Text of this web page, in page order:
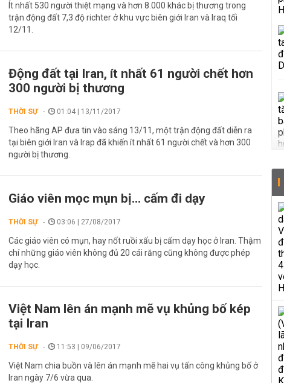
Ít nhất 530 người thiệt mạng và hơn 8.000 khác bị thương trong
trận động đất 7,3 độ richter ở khu vực biên giới Iran và Iraq tối
12/11.
Động đất tại Iran, ít nhất 61 người chết hơn
300 người bị thương
THỜI SỰ 01:04 | 13/11/2017
Theo hãng AP đưa tin vào sáng 13/11, một trận động đất diễn ra
tại biên giới Iran và Irap đã khiến ít nhất 61 người chết và hơn 300
người bị thương.
Giáo viên mọc mụn bị... cấm đi dạy
THỜI SỰ 03:06 | 27/08/2017
Các giáo viên có mụn, hay nốt ruồi xấu bị cấm dạy học ở Iran. Thậm
chí những giáo viên không đủ 20 cái răng cũng không được phép
dạy học.
Việt Nam lên án mạnh mẽ vụ khủng bố kép
tại Iran
THỜI SỰ 11:53 | 09/06/2017
Việt Nam chia buồn và lên án mạnh mẽ hai vụ tấn công khủng bố ở
Iran ngày 7/6 vừa qua.